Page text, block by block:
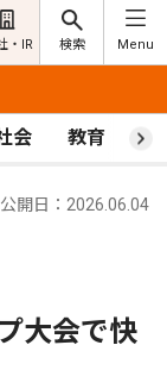
・IR 検索 Menu
会 教育 ス
公開日：2026.06.04
大会で快